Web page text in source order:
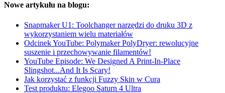
Nowe artykułu na blogu:
Snapmaker U1: Toolchanger narzędzi do druku 3D z
wykorzystaniem wielu materiałów
Odcinek YouTube: Polymaker PolyDryer: rewolucyjne
suszenie i przechowywanie filamentów!
YouTube Episode: We Designed A Print-In-Place
Slingshot...And It Is Scary!
Jak korzystać z funkcji Fuzzy Skin w Cura
Test produktu: Elegoo Saturn 4 Ultra